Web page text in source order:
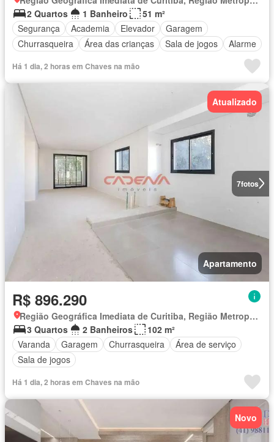
2 Quartos
1 Banheiro
51 m²
Segurança
Academia Elevador
Garagem
Churrasqueira
Área das crianças Sala de jogos Alarme
Há 1 dia, 2 horas em Chaves na mão
7fotos
Atualizado
Apartamento
R$ 896.290
Região Geográfica Imediata de Curitiba, Região Metropolitana de Curitiba
3 Quartos
2 Banheiros
102 m²
Varanda
Garagem Churrasqueira
Área de serviço
Sala de jogos
Há 1 dia, 2 horas em Chaves na mão
Novo